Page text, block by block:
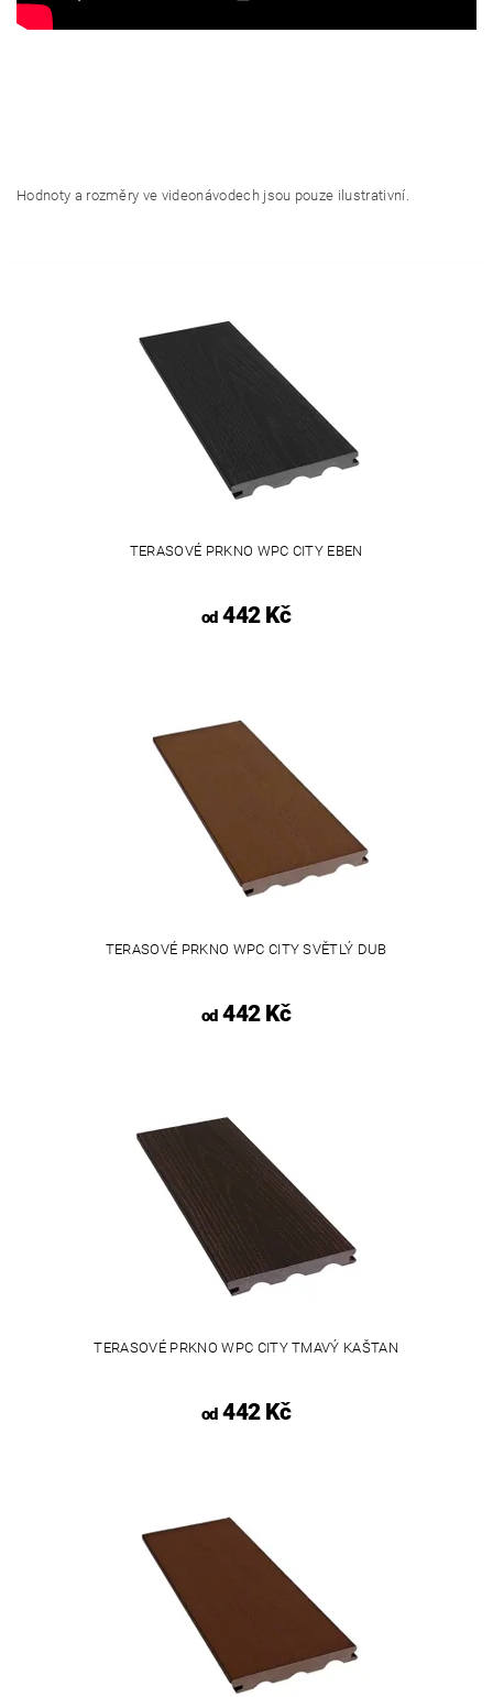
Hodnoty a rozměry ve videonávodech jsou pouze ilustrativní.
TERASOVÉ PRKNO WPC CITY EBEN
od442 Kč
TERASOVÉ PRKNO WPC CITY SVĚTLÝ DUB
od442 Kč
TERASOVÉ PRKNO WPC CITY TMAVÝ KAŠTAN
od442 Kč